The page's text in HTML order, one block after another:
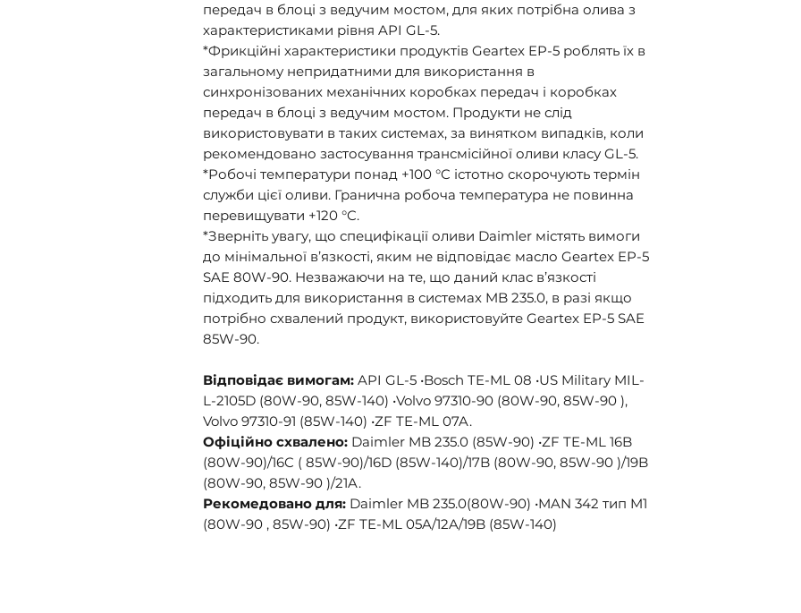
передач в блоці з ведучим мостом, для яких потрібна олива з
характеристиками рівня API GL-5.
*Фрикційні характеристики продуктів Geartex EP-5 роблять їх в
загальному непридатними для використання в
синхронізованих механічних коробках передач і коробках
передач в блоці з ведучим мостом. Продукти не слід
використовувати в таких системах, за винятком випадків, коли
рекомендовано застосування трансмісійної оливи класу GL-5.
*Робочі температури понад +100 °C істотно скорочують термін
служби цієї оливи. Гранична робоча температура не повинна
перевищувати +120 °C.
*Зверніть увагу, що специфікації оливи Daimler містять вимоги
до мінімальної в’язкості, яким не відповідає масло Geartex EP-5
SAE 80W-90. Незважаючи на те, що даний клас в’язкості
підходить для використання в системах MB 235.0, в разі якщо
потрібно схвалений продукт, використовуйте Geartex EP-5 SAE
85W-90.
Відповідає вимогам: API GL-5 •Bosch TE-ML 08 •US Military MIL-
L-2105D (80W-90, 85W-140) •Volvo 97310-90 (80W-90, 85W-90 ),
Volvo 97310-91 (85W-140) •ZF TE-ML 07A.
Офіційно схвалено: Daimler MB 235.0 (85W-90) •ZF TE-ML 16B
(80W-90)/16C ( 85W-90)/16D (85W-140)/17B (80W-90, 85W-90 )/19B
(80W-90, 85W-90 )/21A.
Рекомедовано для: Daimler MB 235.0(80W-90) •MAN 342 тип M1
(80W-90 , 85W-90) •ZF TE-ML 05A/12A/19B (85W-140)